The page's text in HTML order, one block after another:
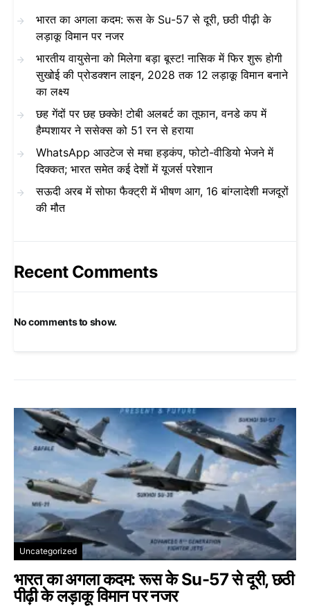
भारत का अगला कदम: रूस के Su-57 से दूरी, छठी पीढ़ी के
लड़ाकू विमान पर नजर
भारतीय वायुसेना को मिलेगा बड़ा बूस्ट! नासिक में फिर शुरू होगी
सुखोई की प्रोडक्शन लाइन, 2028 तक 12 लड़ाकू विमान बनाने
का लक्ष्य
छह गेंदों पर छह छक्के! टोबी अलबर्ट का तूफान, वनडे कप में
हैम्पशायर ने ससेक्स को 51 रन से हराया
WhatsApp आउटेज से मचा हड़कंप, फोटो-वीडियो भेजने में
दिक्कत; भारत समेत कई देशों में यूजर्स परेशान
सऊदी अरब में सोफा फैक्ट्री में भीषण आग, 16 बांग्लादेशी मजदूरों
की मौत
Recent Comments
No comments to show.
Uncategorized
भारत का अगला कदम: रूस के Su-57 से दूरी, छठी
पीढ़ी के लड़ाकू विमान पर नजर